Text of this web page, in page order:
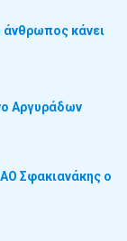
κάνει
Αργυράδων
Σφακιανάκης ο